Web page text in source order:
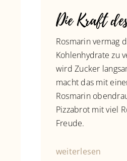
Die Kraft
Rosmarin vermag
Kohlenhydrate zu
wird Zucker
macht das mit
Rosmarin
Pizzabrot mit viel
Freude.
weiterlesen